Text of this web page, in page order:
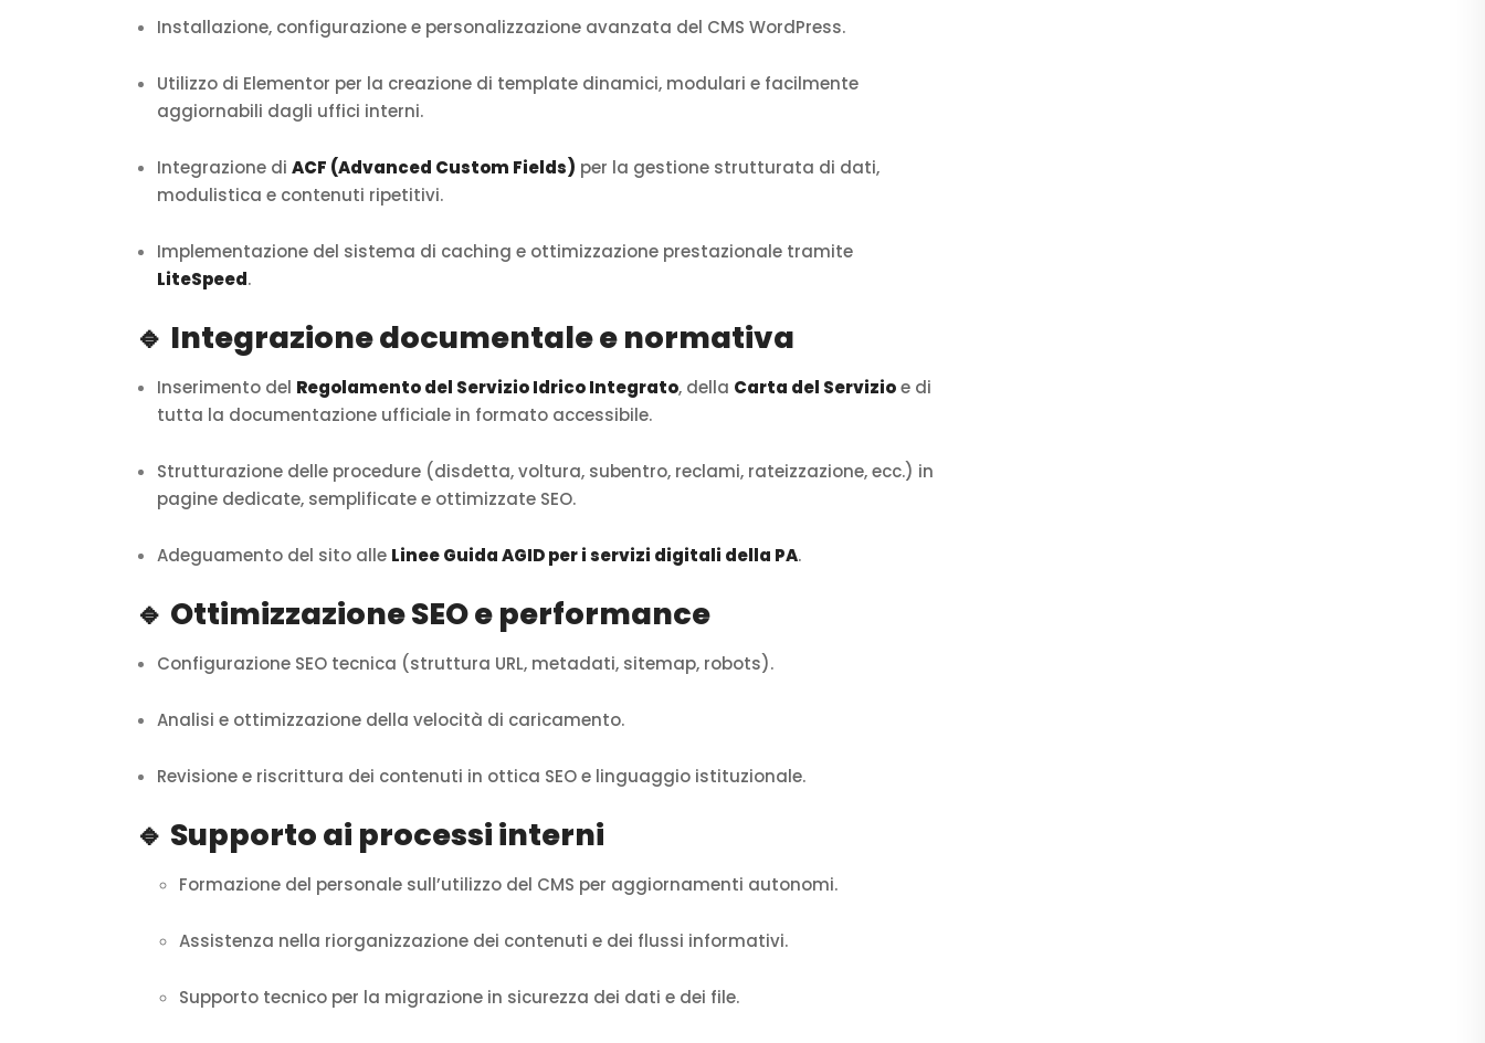
Installazione, configurazione e personalizzazione avanzata del CMS WordPress.
Utilizzo di Elementor per la creazione di template dinamici, modulari e facilmente
aggiornabili dagli uffici interni.
Integrazione di ACF (Advanced Custom Fields) per la gestione strutturata di dati,
modulistica e contenuti ripetitivi.
Implementazione del sistema di caching e ottimizzazione prestazionale tramite
LiteSpeed.
🔹 Integrazione documentale e normativa
Inserimento del Regolamento del Servizio Idrico Integrato, della Carta del Servizioe di
tutta la documentazione ufficiale in formato accessibile.
Strutturazione delle procedure (disdetta, voltura, subentro, reclami, rateizzazione, ecc.) in
pagine dedicate, semplificate e ottimizzate SEO.
Adeguamento del sito alle Linee Guida AGID per i servizi digitali della PA.
🔹 Ottimizzazione SEO e performance
Configurazione SEO tecnica (struttura URL, metadati, sitemap, robots).
Analisi e ottimizzazione della velocità di caricamento.
Revisione e riscrittura dei contenuti in ottica SEO e linguaggio istituzionale.
🔹 Supporto ai processi interni
Formazione del personale sull’utilizzo del CMS per aggiornamenti autonomi.
Assistenza nella riorganizzazione dei contenuti e dei flussi informativi.
Supporto tecnico per la migrazione in sicurezza dei dati e dei file.